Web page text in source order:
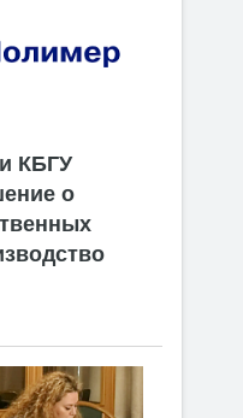
КБГУ
о